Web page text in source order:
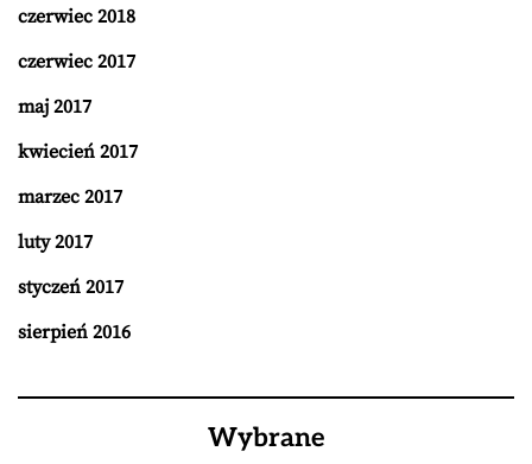
czerwiec 2018
czerwiec 2017
maj 2017
kwiecień 2017
marzec 2017
luty 2017
styczeń 2017
sierpień 2016
Wybrane